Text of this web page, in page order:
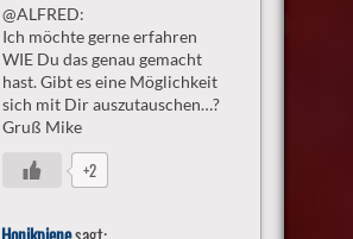
@ALFRED:
Ich möchte gerne erfahren
WIE Du das genau gemacht
hast. Gibt es eine Möglichkeit
sich mit Dir auszutauschen…?
Gruß Mike
+2